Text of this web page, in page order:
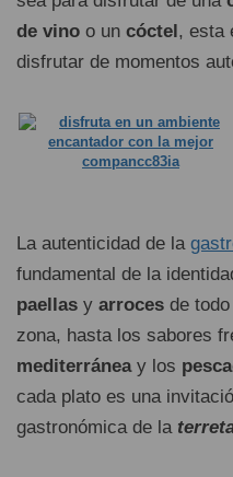
de vino o un cóctel , esta
disfrutar de momentos
La autenticidad de la
fundamental de la
paellas y arroces de
zona, hasta los sabores
mediterráneay los
cada plato es una
gastronómica de la